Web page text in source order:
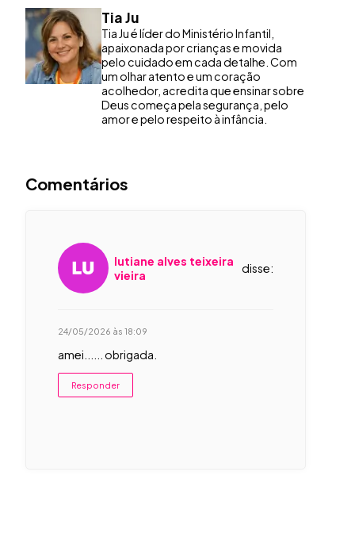
Tia Ju
Tia Ju é líder do Ministério Infantil,
apaixonada por crianças e movida
pelo cuidado em cada detalhe. Com
um olhar atento e um coração
acolhedor, acredita que ensinar sobre
Deus começa pela segurança, pelo
amor e pelo respeito à infância.
Comentários
lutiane alves teixeira
vieira
disse:
24/05/2026 às 18:09
amei...... obrigada.
Responder